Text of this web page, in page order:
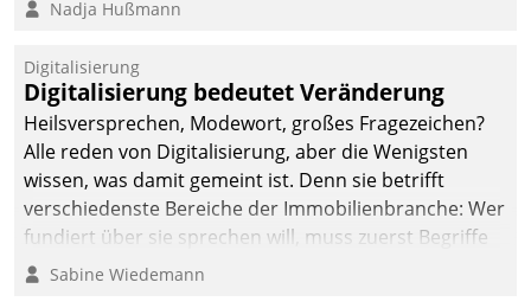
Nadja Hußmann
Digitalisierung
Digitalisierung bedeutet Veränderung
Heilsversprechen, Modewort, großes Fragezeichen?
Alle reden von Digitalisierung, aber die Wenigsten
wissen, was damit gemeint ist. Denn sie betrifft
verschiedenste Bereiche der Immobilienbranche: Wer
fundiert über sie sprechen will, muss zuerst Begriffe
klären. Ein Aspekt ist die betriebliche Optimierung:
Sabine Wiedemann